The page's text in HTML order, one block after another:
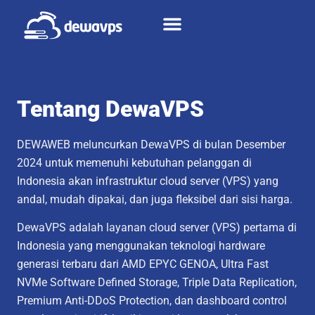
Tentang DewaVPS
DEWAWEB meluncurkan DewaVPS di bulan Desember
2024 untuk memenuhi kebutuhan pelanggan di
Indonesia akan infrastruktur cloud server (VPS) yang
andal, mudah dipakai, dan juga fleksibel dari sisi harga.
DewaVPS adalah layanan cloud server (VPS) pertama di
Indonesia yang menggunakan teknologi hardware
generasi terbaru dari AMD EPYC GENOA, Ultra Fast
NVMe Software Defined Storage, Triple Data Replication,
Premium Anti-DDoS Protection, dan dashboard control